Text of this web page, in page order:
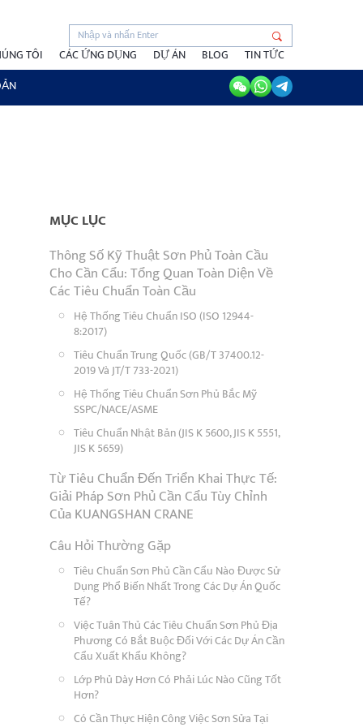
TÔI CÁC ỨNG DỤNG DỰ ÁN BLOG
TIN TỨC
MỤC LỤC
Thông Số Kỹ Thuật Sơn Phủ Toàn Cầu
Cho Cần Cẩu: Tổng Quan Toàn Diện Về
Các Tiêu Chuẩn Toàn Cầu
Hệ Thống Tiêu Chuẩn ISO (ISO 12944-
8:2017)
Tiêu Chuẩn Trung Quốc (GB/T 37400.12-
2019 Và JT/T 733-2021)
Hệ Thống Tiêu Chuẩn Sơn Phủ Bắc Mỹ
SSPC/NACE/ASME
Tiêu Chuẩn Nhật Bản (JIS K 5600, JIS K 5551,
JIS K 5659)
Từ Tiêu Chuẩn Đến Triển Khai Thực Tế:
Giải Pháp Sơn Phủ Cần Cẩu Tùy Chỉnh
Của KUANGSHAN CRANE
Câu Hỏi Thường Gặp
Tiêu Chuẩn Sơn Phủ Cần Cẩu Nào Được Sử
Dụng Phổ Biến Nhất Trong Các Dự Án Quốc
Tế?
Việc Tuân Thủ Các Tiêu Chuẩn Sơn Phủ Địa
Phương Có Bắt Buộc Đối Với Các Dự Án Cần
Cẩu Xuất Khẩu Không?
Lớp Phủ Dày Hơn Có Phải Lúc Nào Cũng Tốt
Hơn?
Có Cần Thực Hiện Công Việc Sơn Sửa Tại